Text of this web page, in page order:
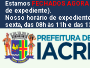
Estamos FECHADOS AGORA
de expediente).
Nosso horário de
sexta, das 08h às 11h e das